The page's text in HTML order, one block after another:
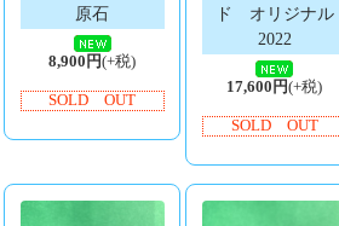
原石
8,900円(+税)
SOLD OUT
ド オリジナル
2022
17,600円(+税)
SOLD OUT